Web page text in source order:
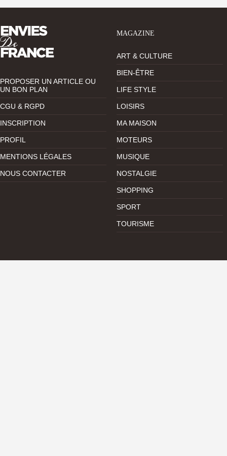
PROPOSER UN ARTICLE OU
UN BON PLAN
CGU & RGPD
INSCRIPTION
PROFIL
MENTIONS LÉGALES
NOUS CONTACTER
MAGAZINE
ART & CULTURE
BIEN-ÊTRE
LIFE STYLE
LOISIRS
MA MAISON
MOTEURS
MUSIQUE
NOSTALGIE
SHOPPING
SPORT
TOURISME